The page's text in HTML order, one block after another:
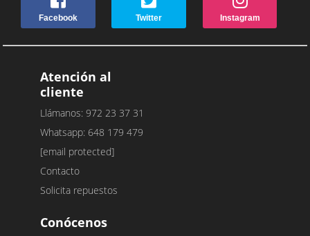
Facebook Twitter Instagram
Atención al
cliente
Llámanos: 972 23 37 31
Whatsapp: 648 179 479
[email protected]
Contacto
Solicita repuestos
Conócenos